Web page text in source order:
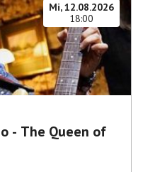
Mi, 12.08.2026
18:00
- The Queen of